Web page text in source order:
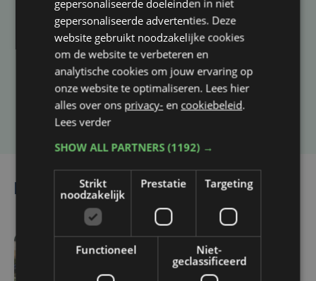
Taalfout opgemerkt?
Heb je een taal- of schrijffout opgemerkt in dit
Laat het ons weten
Lees ook
vr 7 augustus | 16:12
Zulte Waregem start
gepersonaliseerde doeleinden in niet
gepersonaliseerde advertenties. Deze
website gebruikt noodzakelijke cookies
om de website te verbeteren en
analytische cookies om jouw ervaring op
onze website te optimaliseren. Lees hier
alles over ons privacy- en cookiebeleid.
Lees verder
SHOW ALL PARTNERS(1192) →
Strikt
noodzakelijk
Prestatie Targeting
Functioneel
Niet-
geclassificeerd